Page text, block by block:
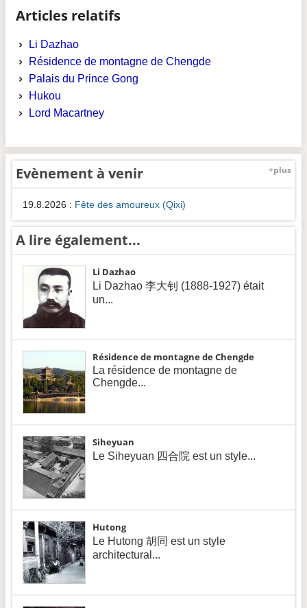
Articles relatifs
Li Dazhao
Résidence de montagne de Chengde
Palais du Prince Gong
Hukou
Lord Macartney
+plus
Evènement à venir
19.8.2026 : Fête des amoureux (Qixi)
A lire également...
Li Dazhao
Li Dazhao 李大钊 (1888-1927) était
un...
Résidence de montagne de Chengde
La résidence de montagne de
Chengde...
Siheyuan
Le Siheyuan 四合院 est un style...
Hutong
Le Hutong 胡同 est un style
architectural...